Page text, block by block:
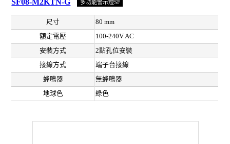
SF08-M2KTN-G 多功能警示燈SF
尺寸
80 mm
額定電壓
100-240V AC
安裝方式
2點孔位安裝
接線方式
端子台接線
蜂鳴器
無蜂鳴器
地球色
綠色